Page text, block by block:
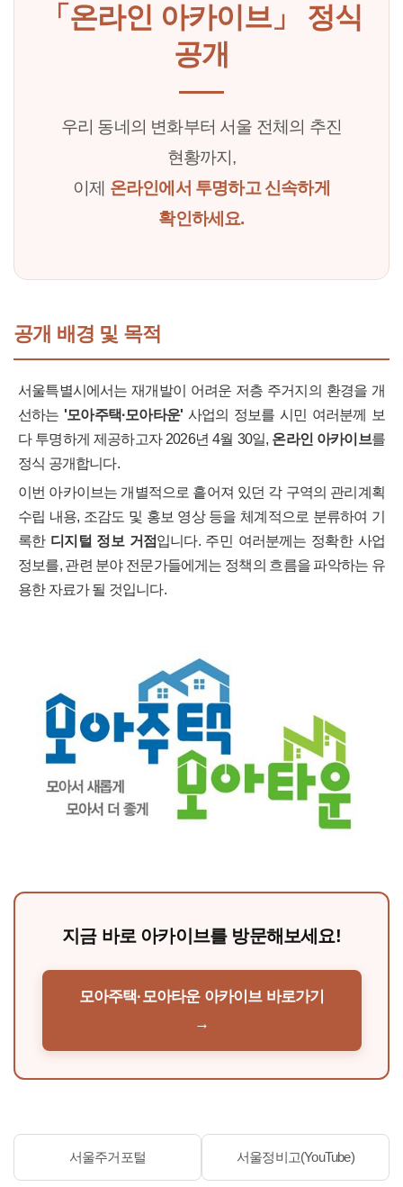
「온라인 아카이브」 정식
공개
우리 동네의 변화부터 서울 전체의 추진
현황까지,
이제 온라인에서 투명하고 신속하게
확인하세요.
공개 배경 및 목적
서울특별시에서는 재개발이 어려운 저층 주거지의 환경을 개
선하는'모아주택·모아타운' 사업의 정보를 시민 여러분께 보
다 투명하게 제공하고자 2026년 4월 30일, 온라인 아카이브를
정식 공개합니다.
이번 아카이브는 개별적으로 흩어져 있던 각 구역의 관리계획
수립 내용, 조감도 및 홍보 영상 등을 체계적으로 분류하여 기
록한 디지털 정보 거점입니다. 주민 여러분께는 정확한 사업
정보를, 관련 분야 전문가들에게는 정책의 흐름을 파악하는 유
용한 자료가 될 것입니다.
지금 바로 아카이브를 방문해보세요!
모아주택·모아타운 아카이브 바로가기
→
서울주거포털 서울정비고(YouTube)